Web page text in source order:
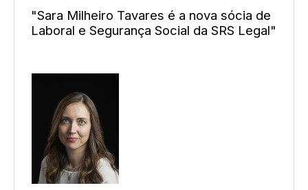
"Sara Milheiro Tavares é a nova sócia de
Laboral e Segurança Social da SRS Legal"